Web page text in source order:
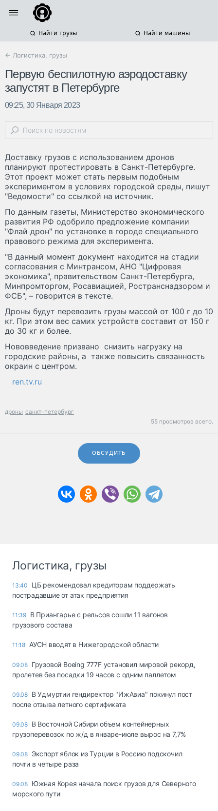
Найти грузы Найти машины
← Логистика, грузы
Первую беспилотную аэродоставку
запустят в Петербурге
09:25, 30 Января 2023
Доставку грузов с использованием дронов
планируют протестировать в Санкт-Петербурге.
Этот проект может стать первым подобным
экспериментом в условиях городской среды, пишут
"Ведомости" со ссылкой на источник.
По данным газеты, Министерство экономического
развития РФ одобрило предложение компании
"Флай дрон" по установке в городе специального
правового режима для эксперимента.
"В данный момент документ находится на стадии
согласования с Минтрансом, АНО "Цифровая
экономика", правительством Санкт-Петербурга,
Минпромторгом, Росавиацией, Ространснадзором и
ФСБ", – говорится в тексте.
Дроны будут перевозить грузы массой от 100 г до 10
кг. При этом вес самих устройств составит от 150 г
до 30 кг и более.
Нововведение призвано снизить нагрузку на
городские районы, а также повысить связанность
окраин с центром.
ren.tv.ru
дроны санкт-петербург
55 просмотров всего.
ОБСУДИТЬ
Логистика, грузы
13:40
ЦБ рекомендовал кредиторам поддержать
пострадавшие от атак предприятия
11:39 В Приангарье с рельсов сошли 11 вагонов
грузового состава
11:18 АУСН вводят в Нижегородской области
09.08 Грузовой Boeing 777F установил мировой рекорд,
пролетев без посадки 19 часов с одним паллетом
09.08 В Удмуртии гендиректор "ИжАвиа" покинул пост
после отзыва летного сертификата
09.08 В Восточной Сибири объем контейнерных
грузоперевозок по ж/д в январе-июле вырос на 7,7%
09.08 Экспорт яблок из Турции в Россию подскочил
почти в четыре раза
09.08 Южная Корея начала поиск грузов для Северного
морского пути